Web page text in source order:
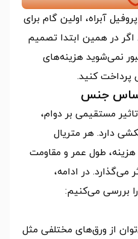
آبراه، اولین گام برای
در همین ابتدا تصمیم
نمی‌شوید هزینه‌های
پرداخت کنید.
اساس جنس
مستقیمی بر دوام،
دارد. هر متریال
طول عمر و مقاومت
می‌گذارد. در ادامه،
را بررسی می‌کنیم:
از ورق‌های مختلفی مثل